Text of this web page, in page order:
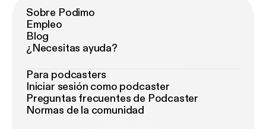
Sobre Podimo
Empleo
Blog
¿Necesitas ayuda?
Para podcasters
Iniciar sesión como podcaster
Preguntas frecuentes de Podcaster
Normas de la comunidad